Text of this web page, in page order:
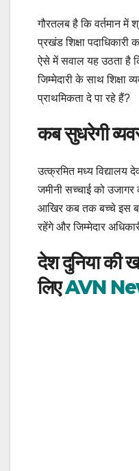
गौरतलब है कि वर्तमान में
प्रखंड शिक्षा पदाधिकारी
ऐसे में सवाल यह उठता है
जिम्मेदारी के साथ शिक्षा
प्राथमिकता दे पा रहे हैं?
कब सुधरेगी
उत्क्रमित मध्य विद्यालय
जमीनी सच्चाई को
आखिर कब तक बच्चे इस
रहेंगे और जिम्मेदार
देश दुनिया की
लिएAVN